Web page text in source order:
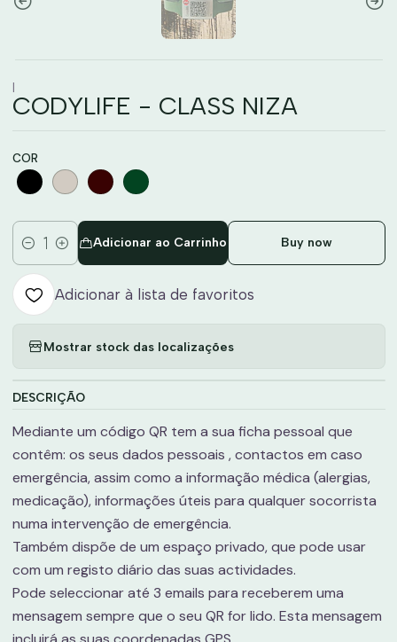
|
CODYLIFE - CLASS NIZA
COR
Quantidade
Adicionar ao Carrinho Buy now
Adicionar à lista de favoritos
Mostrar stock das localizações
DESCRIÇÃO
Mediante um código QR tem a sua ficha pessoal que
contêm: os seus dados pessoais , contactos em caso
emergência, assim como a informação médica (alergias,
medicação), informações úteis para qualquer socorrista
numa intervenção de emergência.
Também dispõe de um espaço privado, que pode usar
com um registo diário das suas actividades.
Pode seleccionar até 3 emails para receberem uma
mensagem sempre que o seu QR for lido. Esta mensagem